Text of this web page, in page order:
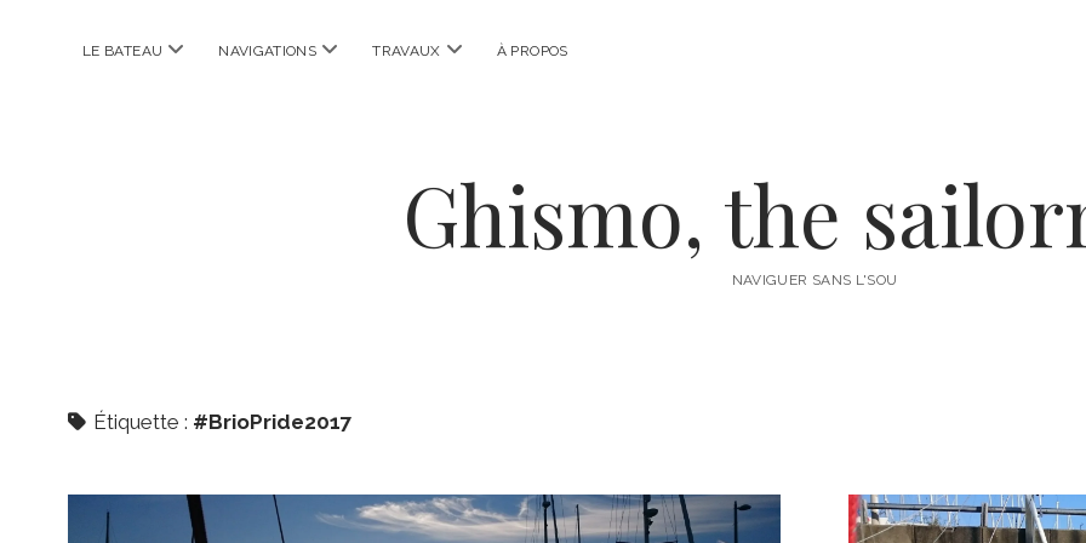
LE BATEAU ouvrir
NAVIGATIONS ouvrir
TRAVAUX ouvrir
À PROPOS
Ghismo, the
NAVIGUER SANS L'SOU
Étiquette : #BrioPride2017